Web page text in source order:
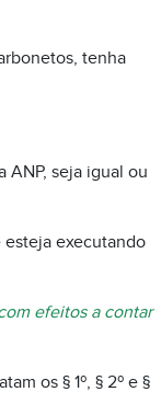
tenha
ANP, seja igual ou
executando
efeitos a contar
os § 1º, § 2º e §